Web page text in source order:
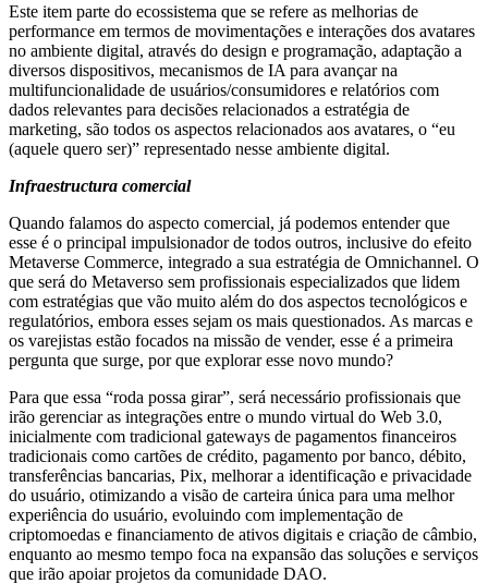
Este item parte do ecossistema que se refere as melhorias de
performance em termos de movimentações e interações dos avatares
no ambiente digital, através do design e programação, adaptação a
diversos dispositivos, mecanismos de IA para avançar na
multifuncionalidade de usuários/consumidores e relatórios com
dados relevantes para decisões relacionados a estratégia de
marketing, são todos os aspectos relacionados aos avatares, o “eu
(aquele quero ser)” representado nesse ambiente digital.
Infraestructura comercial
Quando falamos do aspecto comercial, já podemos entender que
esse é o principal impulsionador de todos outros, inclusive do efeito
Metaverse Commerce, integrado a sua estratégia de Omnichannel. O
que será do Metaverso sem profissionais especializados que lidem
com estratégias que vão muito além do dos aspectos tecnológicos e
regulatórios, embora esses sejam os mais questionados. As marcas e
os varejistas estão focados na missão de vender, esse é a primeira
pergunta que surge, por que explorar esse novo mundo?
Para que essa “roda possa girar”, será necessário profissionais que
irão gerenciar as integrações entre o mundo virtual do Web 3.0,
inicialmente com tradicional gateways de pagamentos financeiros
tradicionais como cartões de crédito, pagamento por banco, débito,
transferências bancarias, Pix, melhorar a identificação e privacidade
do usuário, otimizando a visão de carteira única para uma melhor
experiência do usuário, evoluindo com implementação de
criptomoedas e financiamento de ativos digitais e criação de câmbio,
enquanto ao mesmo tempo foca na expansão das soluções e serviços
que irão apoiar projetos da comunidade DAO.